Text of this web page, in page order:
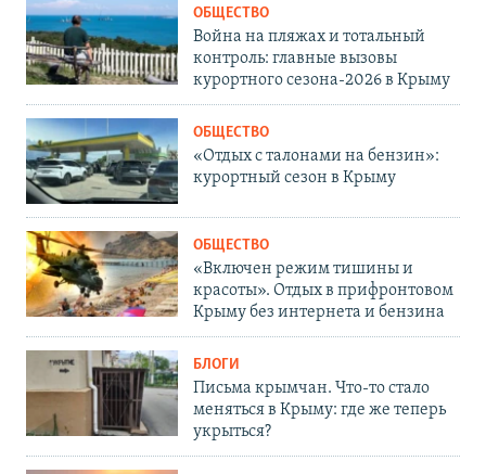
ОБЩЕСТВО
Война на пляжах и тотальный
контроль: главные вызовы
курортного сезона-2026 в Крыму
ОБЩЕСТВО
«Отдых с талонами на бензин»:
курортный сезон в Крыму
ОБЩЕСТВО
«Включен режим тишины и
красоты». Отдых в прифронтовом
Крыму без интернета и бензина
БЛОГИ
Письма крымчан. Что-то стало
меняться в Крыму: где же теперь
укрыться?